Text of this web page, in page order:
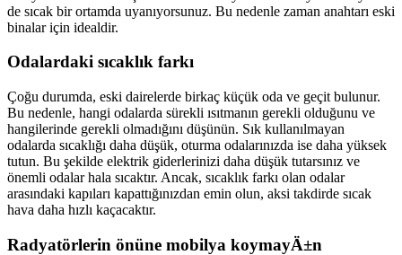
de sıcak bir ortamda uyanıyorsunuz. Bu nedenle zaman anahtarı eski
binalar için idealdir.
Odalardaki sıcaklık farkı
Çoğu durumda, eski dairelerde birkaç küçük oda ve geçit bulunur.
Bu nedenle, hangi odalarda sürekli ısıtmanın gerekli olduğunu ve
hangilerinde gerekli olmadığını düşünün. Sık kullanılmayan
odalarda sıcaklığı daha düşük, oturma odalarınızda ise daha yüksek
tutun. Bu şekilde elektrik giderlerinizi daha düşük tutarsınız ve
önemli odalar hala sıcaktır. Ancak, sıcaklık farkı olan odalar
arasındaki kapıları kapattığınızdan emin olun, aksi takdirde sıcak
hava daha hızlı kaçacaktır.
Radyatörlerin önüne mobilya koymayÄ±n